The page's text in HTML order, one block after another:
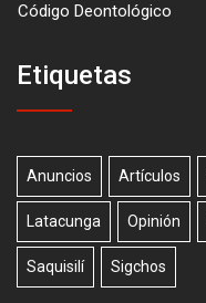
Código Deontológico
Etiquetas
Anuncios Artículos
Latacunga Opinión
Saquisilí Sigchos